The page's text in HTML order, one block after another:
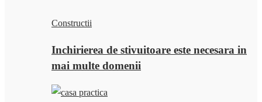
Constructii
Inchirierea de stivuitoare este necesara in
mai multe domenii